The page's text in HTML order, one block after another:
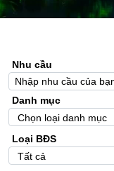
Nhu cầu
Danh mục
Loại BĐS